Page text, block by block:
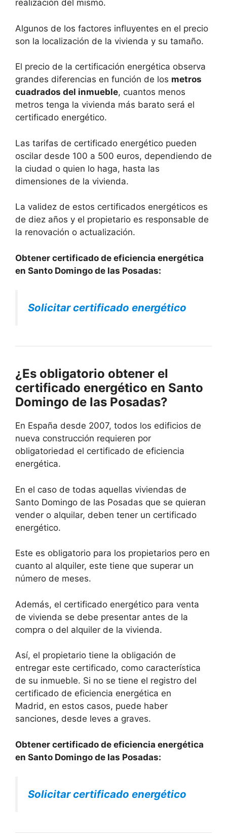
realización del mismo.
Algunos de los factores influyentes en el precio
son la localización de la vivienda y su tamaño.
El precio de la certificación energética observa
grandes diferencias en función de los metros
cuadrados del inmueble, cuantos menos
metros tenga la vivienda más barato será el
certificado energético.
Las tarifas de certificado energético pueden
oscilar desde 100 a 500 euros, dependiendo de
la ciudad o quien lo haga, hasta las
dimensiones de la vivienda.
La validez de estos certificados energéticos es
de diez años y el propietario es responsable de
la renovación o actualización.
Obtener certificado de eficiencia energética
en Santo Domingo de las Posadas:
Solicitar certificado energético
¿Es obligatorio obtener el
certificado energético en Santo
Domingo de las Posadas?
En España desde 2007, todos los edificios de
nueva construcción requieren por
obligatoriedad el certificado de eficiencia
energética.
En el caso de todas aquellas viviendas de
Santo Domingo de las Posadas que se quieran
vender o alquilar, deben tener un certificado
energético.
Este es obligatorio para los propietarios pero en
cuanto al alquiler, este tiene que superar un
número de meses.
Además, el certificado energético para venta
de vivienda se debe presentar antes de la
compra o del alquiler de la vivienda.
Así, el propietario tiene la obligación de
entregar este certificado, como característica
de su inmueble. Si no se tiene el registro del
certificado de eficiencia energética en
Madrid, en estos casos, puede haber
sanciones, desde leves a graves.
Obtener certificado de eficiencia energética
en Santo Domingo de las Posadas:
Solicitar certificado energético